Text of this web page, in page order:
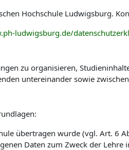
Hochschule Ludwigsburg.
ludwigsburg.de/
zu organisieren,
untereinander sowie
übertragen wurde (vgl. Art. 6
Daten zum Zweck der Lehre